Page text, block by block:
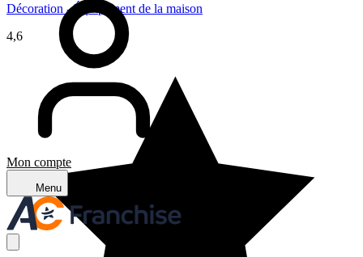
Mon compte
Menu
Décoration - Équipement de la maison
4,6